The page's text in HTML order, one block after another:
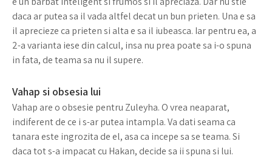
daca ar putea sa il vada altfel decat un bun prieten. Una e sa
il aprecieze ca prieten si alta e sa il iubeasca. Iar pentru ea, a
2-a varianta iese din calcul, insa nu prea poate sa i-o spuna
in fata, de teama sa nu il supere.
Vahap si obsesia lui
Vahap are o obsesie pentru Zuleyha. O vrea neaparat,
indiferent de ce i s-ar putea intampla. Va dati seama ca
tanara este ingrozita de el, asa ca incepe sa se teama. Si
daca tot s-a impacat cu Hakan, decide sa ii spuna si lui.